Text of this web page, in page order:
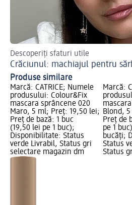
Descoperiți sfaturi utile
Crăciunul: machiajul pentru
Produse similare
Marcă: CATRICE; Numele
produsului: Colour&Fix
mascara sprâncene 020
Maro, 5 ml; Preț: 19,50 lei;
Preț de bază: 1 buc
(19,50 lei pe 1 buc);
Disponibilitate: Status
verde Livrabil, Status gri
selectare magazin dm
Marcă:
Blond,
Preț de
pe 1
bucăți;
Status
Status